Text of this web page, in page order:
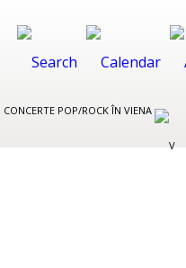
CONCERTE POP/ROCK ÎN VIENA